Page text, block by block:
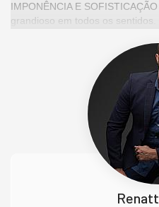
IMPONÊNCIA E
grandioso em todos os sentidos.
Um projeto grandioso em todos
10 edifícios mais altos do brasil
social, 4 pavimentos de lazer e
Privilégios de quem aprecia o
dimensões. Com 38m de frente,
Balneário Camboriú, este
pavimentos, uma ampla área
nos pavimentos 56º e 57º e
admirada em 02 de suas 04
Características do imóvel